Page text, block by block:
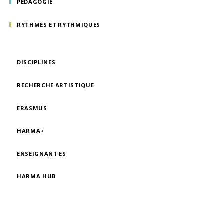
PÉDAGOGIE
RYTHMES ET RYTHMIQUES
DISCIPLINES
RECHERCHE ARTISTIQUE
ERASMUS
HARMA+
ENSEIGNANT·ES
HARMA HUB